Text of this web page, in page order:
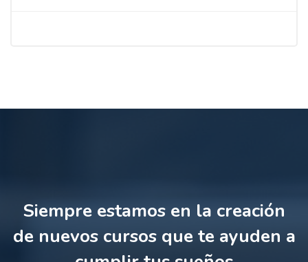
Siempre estamos en la creación
de nuevos cursos que te ayuden a